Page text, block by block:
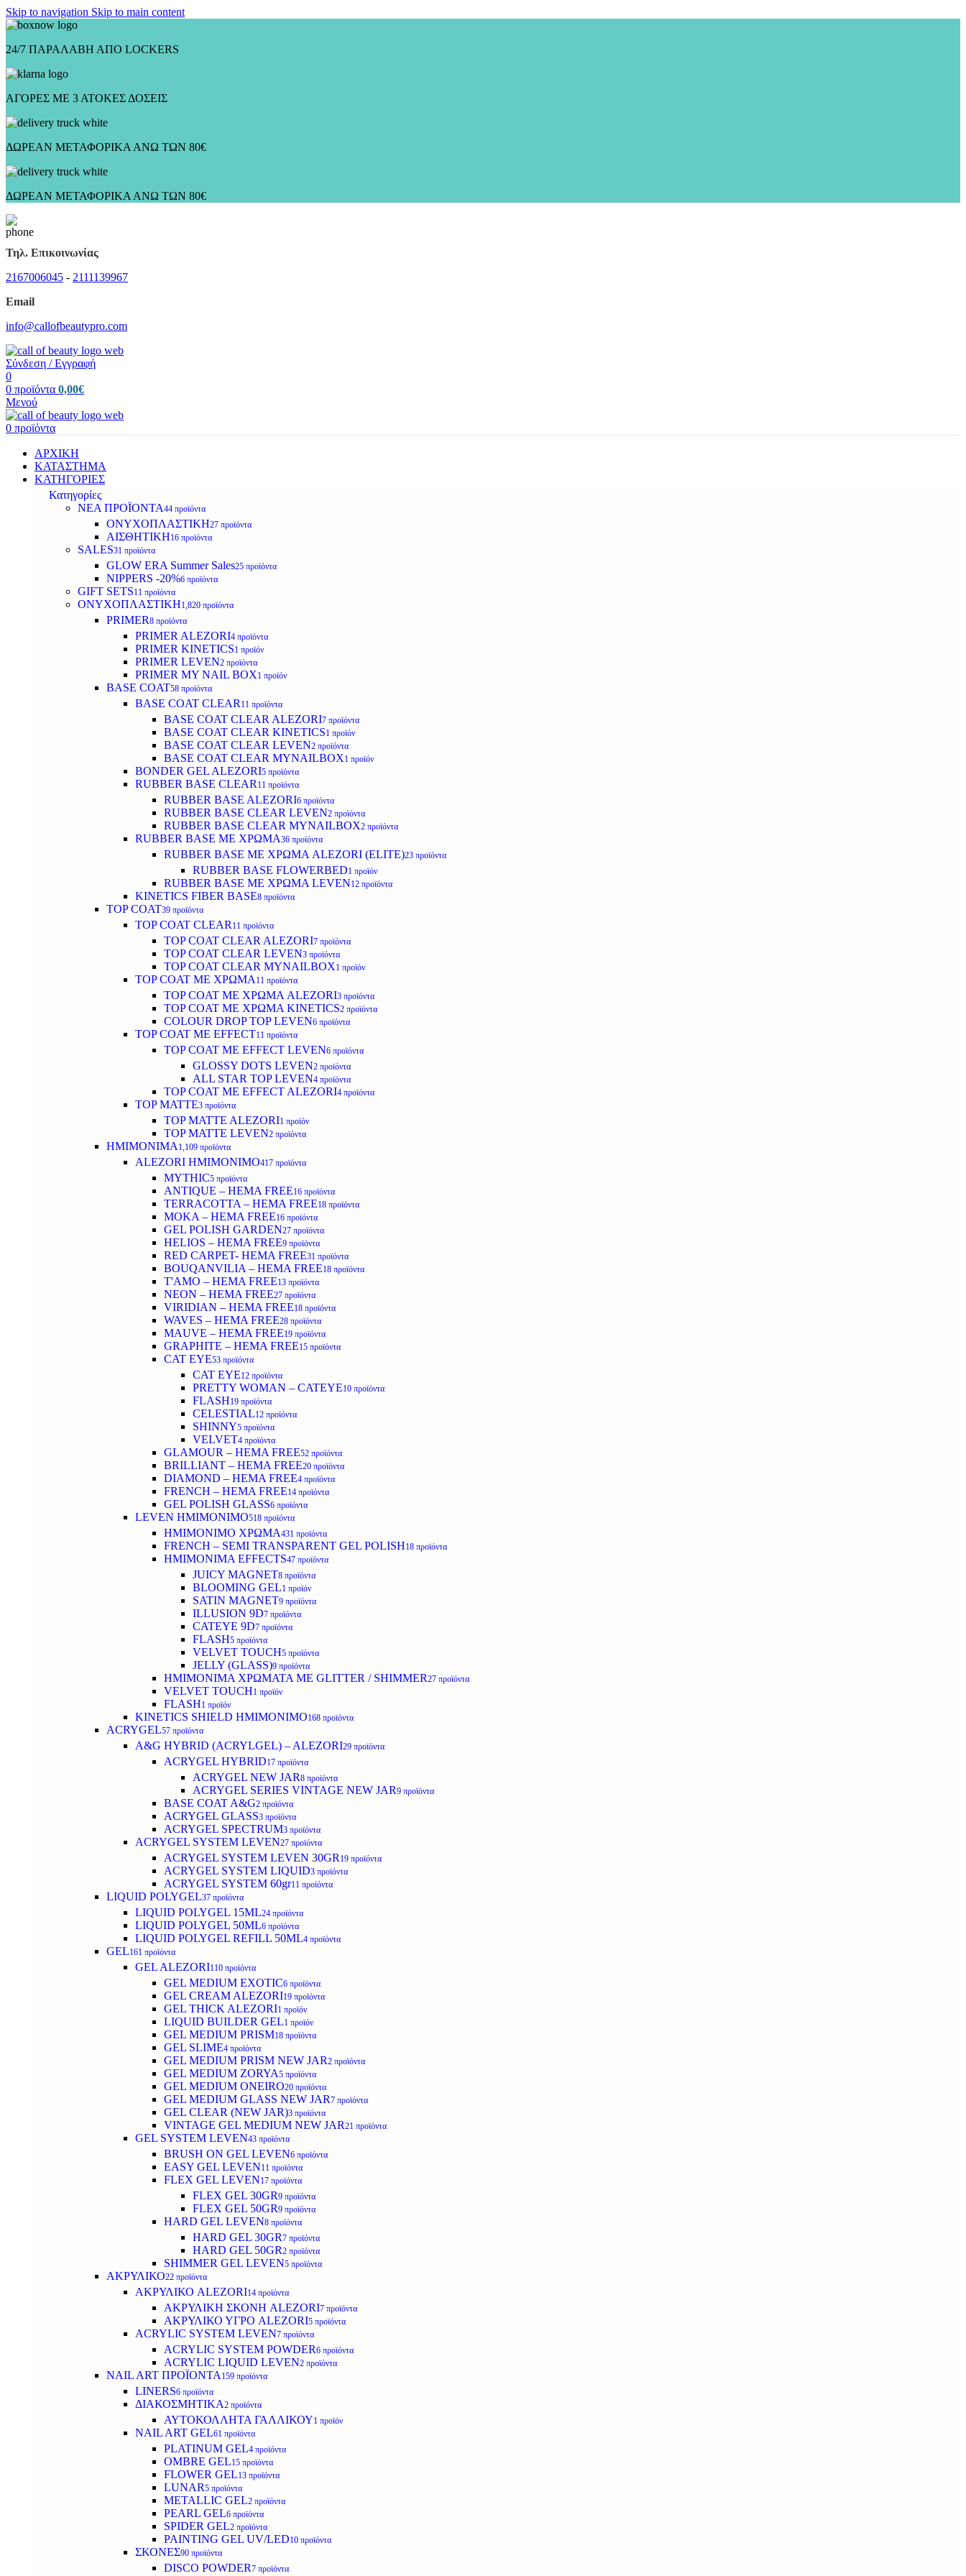
Skip to navigation Skip to main content
24/7 ΠΑΡΑΛΑΒΗ ΑΠΟ LOCKERS
ΑΓΟΡΕΣ ΜΕ 3 ΑΤΟΚΕΣ ΔΟΣΕΙΣ
ΔΩΡΕΑΝ ΜΕΤΑΦΟΡΙΚΑ ΑΝΩ ΤΩΝ 80€
ΔΩΡΕΑΝ ΜΕΤΑΦΟΡΙΚΑ ΑΝΩ ΤΩΝ 80€
Τηλ. Επικοινωνίας
2167006045 - 2111139967
Email
info@callofbeautypro.com
Σύνδεση / Εγγραφή
0
0 προϊόντα 0,00€
Μενού
0 προϊόντα
ΑΡΧΙΚΗ
ΚΑΤΑΣΤΗΜΑ
ΚΑΤΗΓΟΡΙΕΣ
Κατηγορίες
ΝΕΑ ΠΡΟΪΟΝΤΑ44 προϊόντα
ΟΝΥΧΟΠΛΑΣΤΙΚΗ27 προϊόντα
ΑΙΣΘΗΤΙΚΗ16 προϊόντα
SALES31 προϊόντα
GLOW ERA Summer Sales25 προϊόντα
NIPPERS -20%6 προϊόντα
GIFT SETS11 προϊόντα
ΟΝΥΧΟΠΛΑΣΤΙΚΗ1,820 προϊόντα
PRIMER8 προϊόντα
PRIMER ALEZORI4 προϊόντα
PRIMER KINETICS1 προϊόν
PRIMER LEVEN2 προϊόντα
PRIMER MY NAIL BOX1 προϊόν
BASE COAT58 προϊόντα
BASE COAT CLEAR 11 προϊόντα
BASE COAT CLEAR ALEZORI7 προϊόντα
BASE COAT CLEAR KINETICS1 προϊόν
BASE COAT CLEAR LEVEN2 προϊόντα
BASE COAT CLEAR MYNAILBOX1 προϊόν
BONDER GEL ALEZORI5 προϊόντα
RUBBER BASE CLEAR 11 προϊόντα
RUBBER BASE ALEZORI6 προϊόντα
RUBBER BASE CLEAR LEVEN2 προϊόντα
RUBBER BASE CLEAR MYNAILBOX2 προϊόντα
RUBBER BASE ΜΕ ΧΡΩΜΑ36 προϊόντα
RUBBER BASE ΜΕ ΧΡΩΜΑ ALEZORI (ELITE)23 προϊόντα
RUBBER BASE FLOWERBED1 προϊόν
RUBBER BASE ΜΕ ΧΡΩΜΑ LEVEN12 προϊόντα
KINETICS FIBER BASE8 προϊόντα
TOP COAT39 προϊόντα
TOP COAT CLEAR 11 προϊόντα
TOP COAT CLEAR ALEZORI7 προϊόντα
TOP COAT CLEAR LEVEN3 προϊόντα
TOP COAT CLEAR MYNAILBOX1 προϊόν
TOP COAT ΜΕ ΧΡΩΜΑ 11 προϊόντα
TOP COAT ΜΕ ΧΡΩΜΑ ALEZORI3 προϊόντα
TOP COAT ΜΕ ΧΡΩΜΑ KINETICS2 προϊόντα
COLOUR DROP TOP LEVEN6 προϊόντα
TOP COAT ΜΕ EFFECT11 προϊόντα
TOP COAT ME EFFECT LEVEN6 προϊόντα
GLOSSY DOTS LEVEN2 προϊόντα
ALL STAR TOP LEVEN4 προϊόντα
TOP COAT ME EFFECT ALEZORI4 προϊόντα
TOP MATTE3 προϊόντα
TOP MATTE ALEZORI1 προϊόν
TOP MATTE LEVEN2 προϊόντα
ΗΜΙΜΟΝΙΜΑ 1,109 προϊόντα
ALEZORI ΗΜΙΜΟΝΙΜΟ417 προϊόντα
MYTHIC5 προϊόντα
ANTIQUE – HEMA FREE16 προϊόντα
TERRACOTTA – HEMA FREE18 προϊόντα
MOKA – HEMA FREE16 προϊόντα
GEL POLISH GARDEN27 προϊόντα
HELIOS – HEMA FREE9 προϊόντα
RED CARPET- HEMA FREE31 προϊόντα
BOUQANVILIA – HEMA FREE18 προϊόντα
T'AMO – HEMA FREE13 προϊόντα
NEON – HEMA FREE27 προϊόντα
VIRIDIAN – HEMA FREE18 προϊόντα
WAVES – HEMA FREE28 προϊόντα
MAUVE – HEMA FREE19 προϊόντα
GRAPHITE – HEMA FREE15 προϊόντα
CAT EYE53 προϊόντα
CAT EYE12 προϊόντα
PRETTY WOMAN – CATEYE10 προϊόντα
FLASH19 προϊόντα
CELESTIAL12 προϊόντα
SHINNY5 προϊόντα
VELVET4 προϊόντα
GLAMOUR – HEMA FREE52 προϊόντα
BRILLIANT – HEMA FREE20 προϊόντα
DIAMOND – HEMA FREE4 προϊόντα
FRENCH – HEMA FREE14 προϊόντα
GEL POLISH GLASS6 προϊόντα
LEVEN ΗΜΙΜΟΝΙΜΟ518 προϊόντα
ΗΜΙΜΟΝΙΜΟ ΧΡΩΜΑ431 προϊόντα
FRENCH – SEMI TRANSPARENT GEL POLISH18 προϊόντα
HMIMONIMA EFFECTS47 προϊόντα
JUICY MAGNET8 προϊόντα
BLOOMING GEL1 προϊόν
SATIN MAGNET9 προϊόντα
ILLUSION 9D7 προϊόντα
CATEYE 9D7 προϊόντα
FLASH5 προϊόντα
VELVET TOUCH5 προϊόντα
JELLY (GLASS)9 προϊόντα
ΗΜΙΜΟΝΙΜA ΧΡΩΜΑΤΑ ΜΕ GLITTER / SHIMMER27 προϊόντα
VELVET TOUCH1 προϊόν
FLASH1 προϊόν
KINETICS SHIELD ΗΜΙΜΟΝΙΜΟ168 προϊόντα
ACRYGEL57 προϊόντα
A&G HYBRID (ACRYLGEL) – ALEZORI29 προϊόντα
ACRYGEL HYBRID17 προϊόντα
ACRYGEL NEW JAR8 προϊόντα
ACRYGEL SERIES VINTAGE NEW JAR9 προϊόντα
BASE COAT A&G2 προϊόντα
ACRYGEL GLASS3 προϊόντα
ACRYGEL SPECTRUM3 προϊόντα
ACRYGEL SYSTEM LEVEN27 προϊόντα
ACRYGEL SYSTEM LEVEN 30GR 19 προϊόντα
ACRYGEL SYSTEM LIQUID3 προϊόντα
ACRYGEL SYSTEM 60gr11 προϊόντα
LIQUID POLYGEL37 προϊόντα
LIQUID POLYGEL 15ML24 προϊόντα
LIQUID POLYGEL 50ML6 προϊόντα
LIQUID POLYGEL REFILL 50ML4 προϊόντα
GEL161 προϊόντα
GEL ALEZORI110 προϊόντα
GEL MEDIUM EXOTIC6 προϊόντα
GEL CREAM ALEZORI19 προϊόντα
GEL THICK ALEZORI1 προϊόν
LIQUID BUILDER GEL1 προϊόν
GEL MEDIUM PRISM18 προϊόντα
GEL SLIME4 προϊόντα
GEL MEDIUM PRISM NEW JAR2 προϊόντα
GEL MEDIUM ZORYA5 προϊόντα
GEL MEDIUM ONEIRO20 προϊόντα
GEL MEDIUM GLASS NEW JAR7 προϊόντα
GEL CLEAR (NEW JAR)3 προϊόντα
VINTAGE GEL MEDIUM NEW JAR21 προϊόντα
GEL SYSTEM LEVEN43 προϊόντα
BRUSH ON GEL LEVEN6 προϊόντα
EASY GEL LEVEN11 προϊόντα
FLEX GEL LEVEN17 προϊόντα
FLEX GEL 30GR9 προϊόντα
FLEX GEL 50GR9 προϊόντα
HARD GEL LEVEN8 προϊόντα
HARD GEL 30GR7 προϊόντα
HARD GEL 50GR2 προϊόντα
SHIMMER GEL LEVEN5 προϊόντα
ΑΚΡΥΛΙΚΟ22 προϊόντα
ΑΚΡΥΛΙΚΟ ALEZORI14 προϊόντα
ΑΚΡΥΛΙΚΗ ΣΚΟΝΗ ALEZORI7 προϊόντα
ΑΚΡΥΛΙΚΟ ΥΓΡΟ ALEZORI5 προϊόντα
ACRYLIC SYSTEM LEVEN7 προϊόντα
ACRYLIC SYSTEM POWDER6 προϊόντα
ACRYLIC LIQUID LEVEN2 προϊόντα
NAIL ART ΠΡΟΪΟΝΤΑ 159 προϊόντα
LINERS6 προϊόντα
ΔΙΑΚΟΣΜΗΤΙΚΑ2 προϊόντα
ΑΥΤΟΚΟΛΛΗΤΑ ΓΑΛΛΙΚΟΥ1 προϊόν
NAIL ART GEL61 προϊόντα
PLATINUM GEL4 προϊόντα
OMBRE GEL15 προϊόντα
FLOWER GEL13 προϊόντα
LUNAR5 προϊόντα
METALLIC GEL2 προϊόντα
PEARL GEL6 προϊόντα
SPIDER GEL2 προϊόντα
PAINTING GEL UV/LED10 προϊόντα
ΣΚΟΝΕΣ90 προϊόντα
DISCO POWDER7 προϊόντα